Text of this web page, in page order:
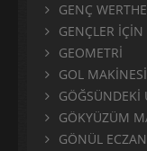
GENÇ
GENÇLER
GEOMETRİ
GOL
GÖĞSÜNDEKİ
GÖKYÜZÜM
GÖNÜL